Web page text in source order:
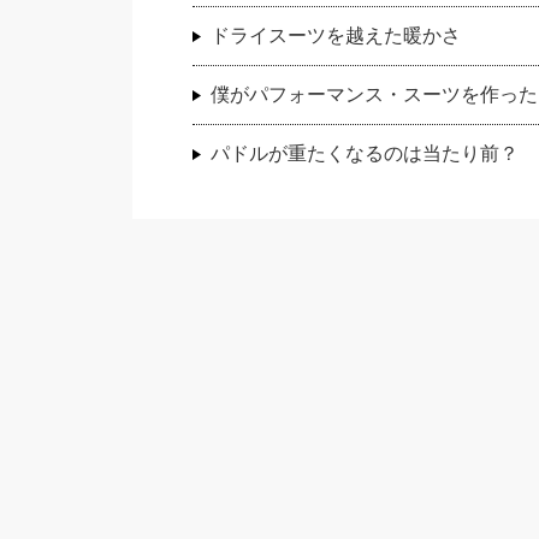
ドライスーツを越えた暖かさ
僕がパフォーマンス・スーツを作っ
パドルが重たくなるのは当たり前？